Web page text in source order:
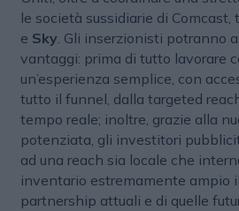
le società sussidiarie di Comcast,
e Sky. Gli inserzionisti potranno
vantaggi: prima di tutto lavorare
un’esperienza semplice, con
tutto il funnel, dalla targeted
tempo reale; inoltre, grazie alla
potenziata, gli investitori
ad una reach sia locale che
inventario estremamente ampio
partnership attuali e di quelle